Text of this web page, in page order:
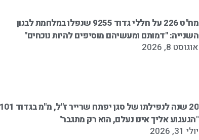
מח"ט 226 על חללי גדוד 9255 שנפלו במלחמת לבנון
השנייה: "דמותם ומעשיהם מוסיפים להיות נוכחים"
אוגוסט 8, 2026
"הגעגוע אליך אינו נעלם, הוא רק מתגבר"
יולי 31, 2026